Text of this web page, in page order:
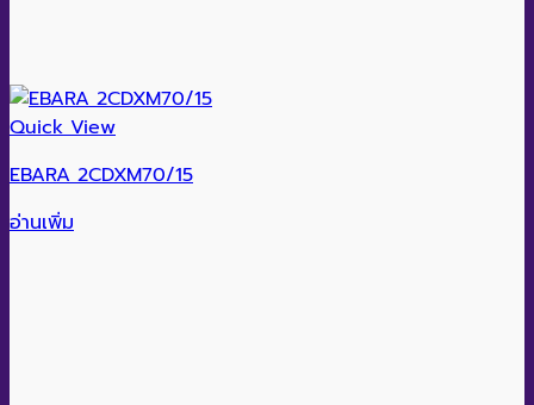
Quick View
EBARA 2CDXM70/15
อ่านเพิ่ม